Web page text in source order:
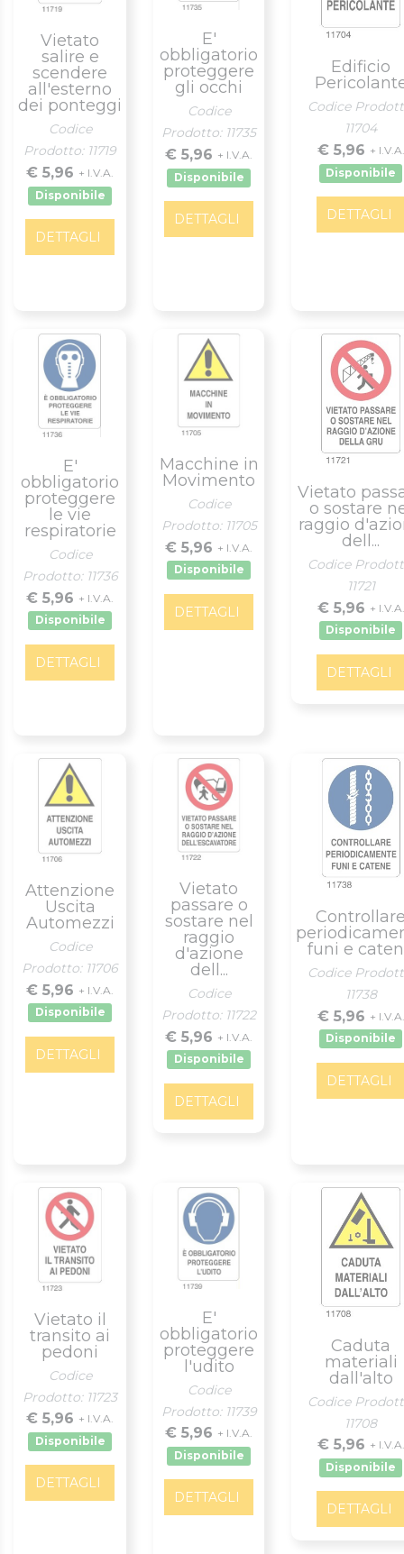
Vietato
salire e
scendere
all'esterno
dei ponteggi
Codice
Prodotto: 11719
€ 5,96 + I.V.A.
Disponibile
DETTAGLI
E'
obbligatorio
proteggere
gli occhi
Codice
Prodotto: 11735
€ 5,96 + I.V.A.
Disponibile
DETTAGLI
Edificio
Codice
11704
€ 5,96 + I.V.A.
Disponibile
DETTAGLI
E'
obbligatorio
proteggere
le vie
respiratorie
Codice
Prodotto: 11736
€ 5,96 + I.V.A.
Disponibile
DETTAGLI
Macchine in
Movimento
Codice
Prodotto: 11705
€ 5,96 + I.V.A.
Disponibile
DETTAGLI
Vietato
o sostare
raggio
dell...
Codice
11721
€ 5,96 + I.V.A.
Disponibile
DETTAGLI
Attenzione
Uscita
Automezzi
Codice
Prodotto: 11706
€ 5,96 + I.V.A.
Disponibile
DETTAGLI
Vietato
passare o
sostare nel
raggio
d'azione
dell...
Codice
Prodotto: 11722
€ 5,96 + I.V.A.
Disponibile
DETTAGLI
funi e
Codice
11738
€ 5,96 + I.V.A.
Disponibile
DETTAGLI
Vietato il
transito ai
pedoni
Codice
Prodotto: 11723
€ 5,96 + I.V.A.
Disponibile
DETTAGLI
E'
obbligatorio
proteggere
l'udito
Codice
Prodotto: 11739
€ 5,96 + I.V.A.
Disponibile
DETTAGLI
Caduta
materiali
dall'alto
Codice
11708
€ 5,96 + I.V.A.
Disponibile
DETTAGLI